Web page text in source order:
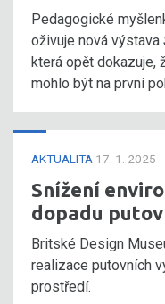
Pedagogické
oživuje nová výstava
která opět dokazuje,
mohlo být na první
AKTUALITA 17. 1. 2025
Snížení
dopadu
Britské Design
realizace putovních
prostředí.